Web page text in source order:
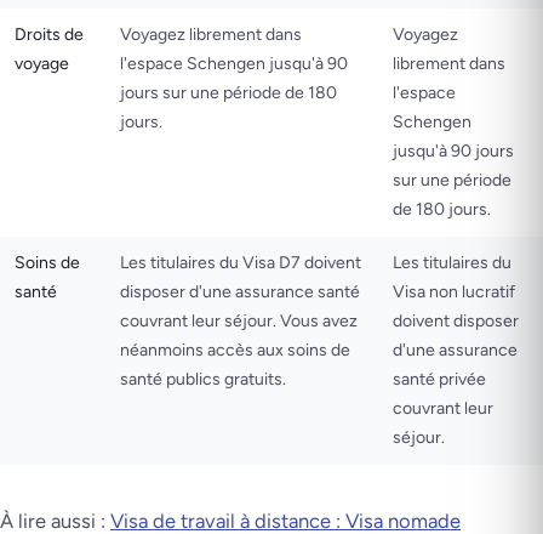
Droits de
voyage
Voyagez librement dans
l'espace Schengen jusqu'à 90
jours sur une période de 180
jours.
Voyagez
librement dans
l'espace
Schengen
jusqu'à 90 jours
sur une période
de 180 jours.
Soins de
santé
Les titulaires du Visa D7 doivent
disposer d'une assurance santé
couvrant leur séjour. Vous avez
néanmoins accès aux soins de
santé publics gratuits.
Les titulaires du
Visa non lucratif
doivent disposer
d'une assurance
santé privée
couvrant leur
séjour.
À lire aussi : Visa de travail à distance : Visa nomade